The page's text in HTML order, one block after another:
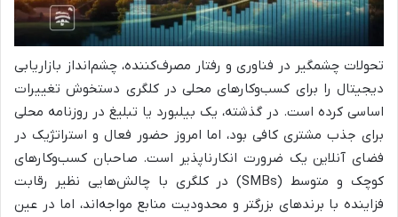
تحولات چشمگیر در فناوری و رفتار مصرف‌کننده، چشم‌انداز بازاریابی
دیجیتال را برای کسب‌وکارهای محلی در کلگری دستخوش تغییرات
اساسی کرده است. در گذشته، یک بیلبورد یا تبلیغ در روزنامه محلی
برای جذب مشتری کافی بود، اما امروز حضور فعال و استراتژیک در
فضای آنلاین یک ضرورت انکارناپذیر است. صاحبان کسب‌وکارهای
کوچک و متوسط (SMBs) در کلگری با چالش‌هایی نظیر رقابت
فزاینده با برندهای بزرگتر و محدودیت منابع مواجه‌اند، اما در عین